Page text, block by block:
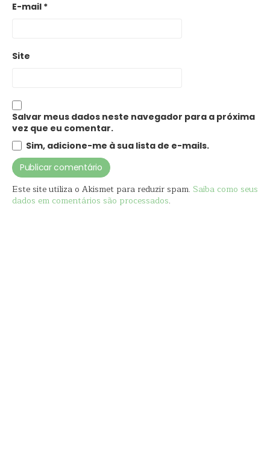
E-mail *
Site
Salvar meus dados neste navegador para a próxima
vez que eu comentar.
Sim, adicione-me à sua lista de e-mails.
Este site utiliza o Akismet para reduzir spam. Saiba como seus
dados em comentários são processados.